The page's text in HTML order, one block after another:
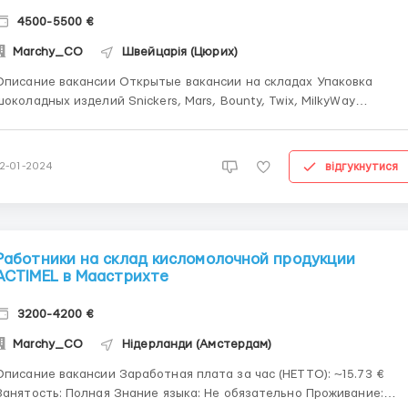
4500-5500 €
Marchy_CO Швейцарія (Цюрих)
вакансии Открытые вакансии на складах Упаковка
изделий Snickers, Mars, Bounty, Twix, MilkyWay
Оплата -19-20€/час Аванс возможен после 2-х недель...
01-2024 відгукнутися
на склад кисломолочной продукции
в Маастрихте
3200-4200 €
Marchy_CO Нідерланди (Амстердам)
вакансии Заработная плата за час (НЕТТО): ~15.73 €
Полная Знание языка: Не обязательно Проживание: